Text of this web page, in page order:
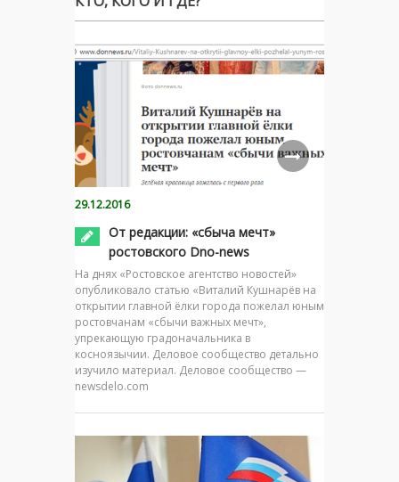
29.12.2016
От редакции: «сбыча мечт»
ростовского Dno-news
На днях «Ростовское агентство новостей»
опубликовало статью «Виталий Кушнарёв на
открытии главной ёлки города пожелал юным
ростовчанам «сбычи важных мечт»,
упрекающую градоначальника в
косноязычии. Деловое сообщество детально
изучило материал. Деловое сообщество —
newsdelo.com